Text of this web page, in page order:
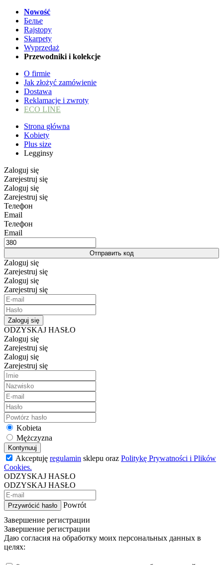
Nowość
Белье
Rajstopy
Skarpety
Wyprzedaż
Przewodniki i kolekcje
O firmie
Jak złożyć zamówienie
Dostawa
Reklamacje i zwroty
ECO LINE
Strona główna
Kobiety
Plus size
Legginsy
Zaloguj się
Zarejestruj się
Zaloguj się
Zarejestruj się
Телефон
Email
Телефон
Email
Отправить код
Zaloguj się
Zarejestruj się
Zaloguj się
Zarejestruj się
Zaloguj się
ODZYSKAJ HASŁO
Zaloguj się
Zarejestruj się
Zaloguj się
Zarejestruj się
Kobieta
Mężczyzna
Kontynuuj
Akceptuję regulamin sklepu oraz Politykę Prywatności i Plików
Cookies.
ODZYSKAJ HASŁO
ODZYSKAJ HASŁO
Przywrócić hasło
Powrót
Завершение регистрации
Завершение регистрации
Даю согласия на обработку моих персональных данных в
целях: